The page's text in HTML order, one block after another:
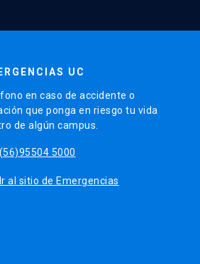
UC
en caso de accidente o
que ponga en riesgo tu vida
de algún campus.
(56)95504 5000
Ir al sitio de Emergencias